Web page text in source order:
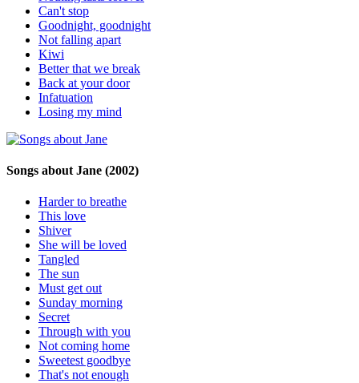
Can't stop
Goodnight, goodnight
Not falling apart
Kiwi
Better that we break
Back at your door
Infatuation
Losing my mind
Songs about Jane (2002)
Harder to breathe
This love
Shiver
She will be loved
Tangled
The sun
Must get out
Sunday morning
Secret
Through with you
Not coming home
Sweetest goodbye
That's not enough